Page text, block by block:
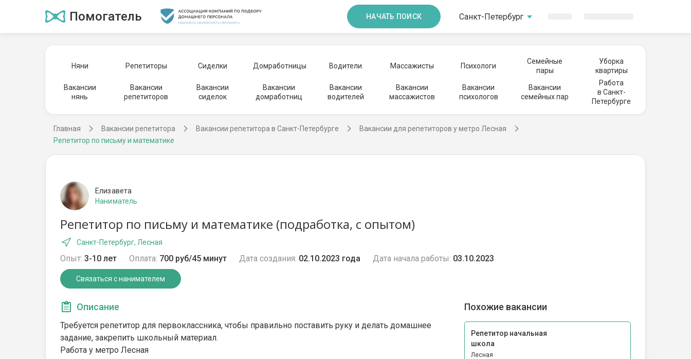
Помогатель НАЧАТЬ ПОИСК Санкт-Петербург
Няни Репетиторы Сиделки Домработницы Водители Массажисты Психологи
Семейные
пары
Уборка
квартиры
Вакансии
нянь
Вакансии
репетиторов
Вакансии
сиделок
Вакансии
домработниц
Вакансии
водителей
Вакансии
массажистов
Вакансии
психологов
Вакансии
семейных пар
Работа
в Санкт-
Петербурге
Главная Вакансии репетитора Вакансии репетитора в Санкт-Петербурге
Вакансии для репетиторов у метро Лесная
Репетитор по письму и математике
Елизавета
Наниматель
Репетитор по письму и математике (подработка, с опытом)
Санкт-Петербург, Лесная
Опыт: 3-10 лет Оплата: 700 руб/45 минут Дата создания: 02.10.2023 года Дата начала работы: 03.10.2023
Связаться с нанимателем
Описание
Требуется репетитор для первоклассника, чтобы правильно поставить руку и делать домашнее
задание, закрепить школьный материал.
Работа у метро Лесная
Похожие вакансии
Репетитор начальная
школа
Лесная